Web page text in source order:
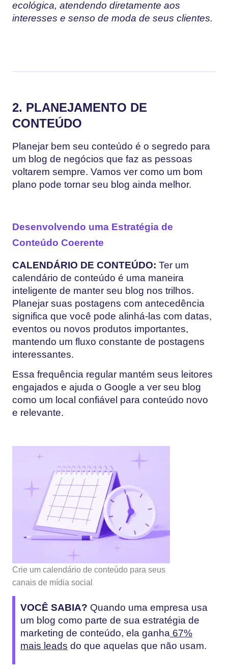
ecológica, atendendo diretamente aos
interesses e senso de moda de seus clientes.
2. PLANEJAMENTO DE
CONTEÚDO
Planejar bem seu conteúdo é o segredo para
um blog de negócios que faz as pessoas
voltarem sempre. Vamos ver como um bom
plano pode tornar seu blog ainda melhor.
Desenvolvendo uma Estratégia de
Conteúdo Coerente
CALENDÁRIO DE CONTEÚDO: Ter um
calendário de conteúdo é uma maneira
inteligente de manter seu blog nos trilhos.
Planejar suas postagens com antecedência
significa que você pode alinhá-las com datas,
eventos ou novos produtos importantes,
mantendo um fluxo constante de postagens
interessantes.
Essa frequência regular mantém seus leitores
engajados e ajuda o Google a ver seu blog
como um local confiável para conteúdo novo
e relevante.
Crie um calendário de conteúdo para seus
canais de mídia social
VOCÊ SABIA? Quando uma empresa usa
um blog como parte de sua estratégia de
marketing de conteúdo, ela ganha 67%
mais leads do que aquelas que não usam.